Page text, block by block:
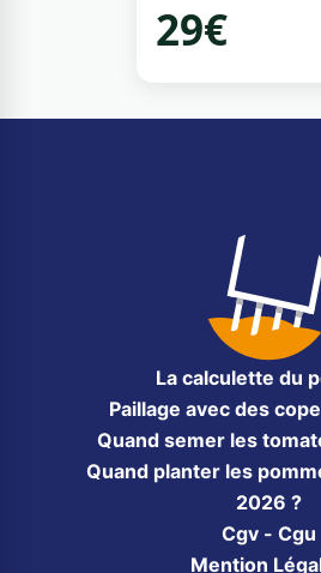
29€
La calculette du
Paillage avec des
Quand semer les
Quand planter les
2026 ?
Cgv - Cgu
Mention